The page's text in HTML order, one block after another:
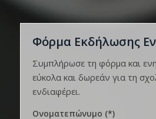
Φόρμα Εκδήλωσης
Συμπλήρωσε τη φόρμα και
εύκολα και δωρεάν για τη
ενδιαφέρει.
Ονοματεπώνυμο (*)